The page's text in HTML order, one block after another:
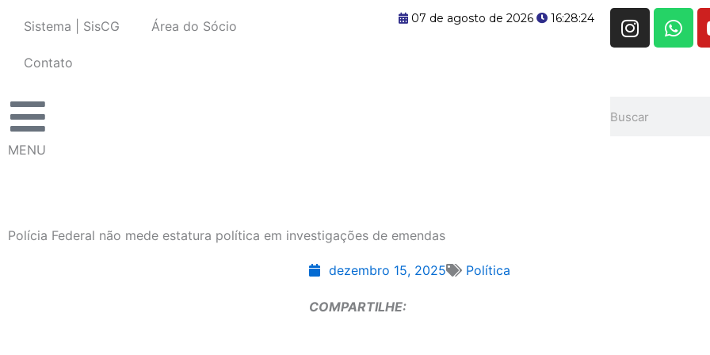
para
conteúdo
Sistema | SisCG Área do Sócio
Contato
07 de agosto de 2026 16:28:25
I
n
g
W
h
MENU
Polícia Federal não mede estatura política em investigações de emendas
dezembro 15, 2025 Política
COMPARTILHE: